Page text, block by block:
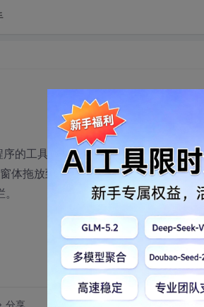
的工具栏或者状态栏上？
体拖放到其它任意程序（比如Word）
分享 转发到动态 举报